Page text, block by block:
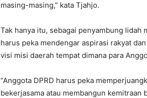
masing-masing,” kata Tjahjo.
Tak hanya itu, sebagai penyambung lidah
harus peka mendengar aspirasi rakyat
visi misi daerah tempat dimana para
“Anggota DPRD harus peka
bekerjasama atau membangun kemitraan